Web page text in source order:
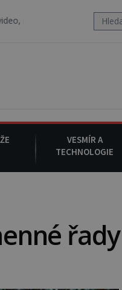
jeho vozem po cestě
VESMÍR A
TECHNOLOGIE
řady